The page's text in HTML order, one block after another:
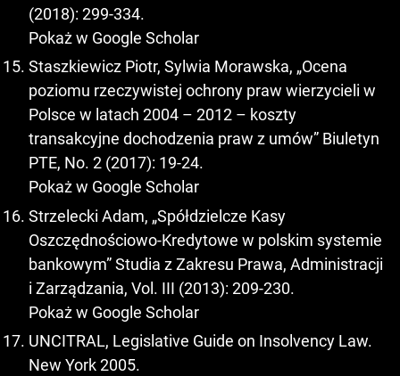
(2018): 299-334.
Pokaż w Google Scholar
Staszkiewicz Piotr, Sylwia Morawska, „Ocena
poziomu rzeczywistej ochrony praw wierzycieli w
Polsce w latach 2004 – 2012 – koszty
transakcyjne dochodzenia praw z umów” Biuletyn
PTE, No. 2 (2017): 19-24.
Pokaż w Google Scholar
Strzelecki Adam, „Spółdzielcze Kasy
Oszczędnościowo-Kredytowe w polskim systemie
bankowym” Studia z Zakresu Prawa, Administracji
i Zarządzania, Vol. III (2013): 209-230.
Pokaż w Google Scholar
UNCITRAL, Legislative Guide on Insolvency Law.
New York 2005.